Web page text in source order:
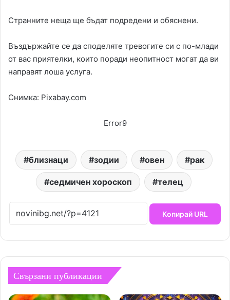
Странните неща ще бъдат подредени и обяснени.
Въздържайте се да споделяте тревогите си с по-млади
от вас приятелки, които поради неопитност могат да ви
направят лоша услуга.
Снимка: Pixabay.com
Error9
близнаци зодии овен рак
седмичен хороскоп телец
Копирай URL
Свързани публикации